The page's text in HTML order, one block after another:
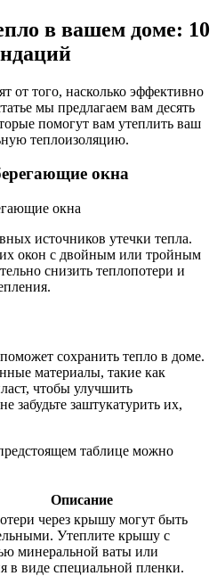
в вашем доме: 10
от того, насколько эффективно
мы предлагаем вам десять
помогут вам утеплить ваш
теплоизоляцию.
окна
источников утечки тепла.
окон с двойным или тройным
снизить теплопотери и
сохранить тепло в доме.
материалы, такие как
чтобы улучшить
забудьте заштукатурить их,
таблице можно
Описание
через крышу могут быть
Утеплите крышу с
минеральной ваты или
в виде специальной пленки.